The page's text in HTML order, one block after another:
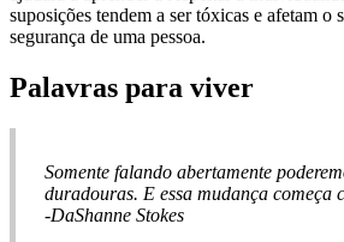
suposições tendem a ser tóxicas e afetam o
segurança de uma pessoa.
Palavras para viver
Somente falando abertamente
duradouras. E essa mudança começa
-DaShanne Stokes